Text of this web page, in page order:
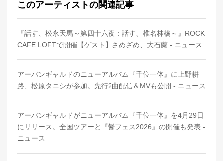
このアーティストの関連記事
『話す、松永天馬～第四十六夜：話す、椎名林檎～』ROCK
CAFE LOFTで開催【ゲスト】さめざめ、大石蘭 - ニュース
アーバンギャルドのニューアルバム『千位一体』に上野耕
路、松原タニシが参加。先行2曲配信＆MVも公開 - ニュース
アーバンギャルドがニューアルバム『千位一体』を4月29日
にリリース。全国ツアーと『鬱フェス2026』の開催も発表 -
ニュース